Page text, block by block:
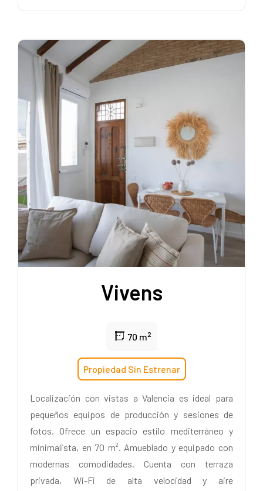
Vivens
70 m2
Propiedad Sin Estrenar
Localización con vistas a Valencia es ideal para
pequeños equipos de producción y sesiones de
fotos. Ofrece un espacio estilo mediterráneo y
minimalista, en 70 m². Amueblado y equipado con
modernas comodidades. Cuenta con terraza
privada, Wi-Fi de alta velocidad y aire